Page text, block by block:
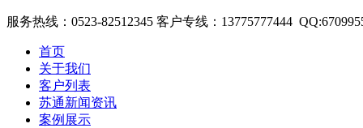
服务热线：0523-82512345 客户专线：13775777444
首页
关于我们
客户列表
苏通新闻资讯
案例展示